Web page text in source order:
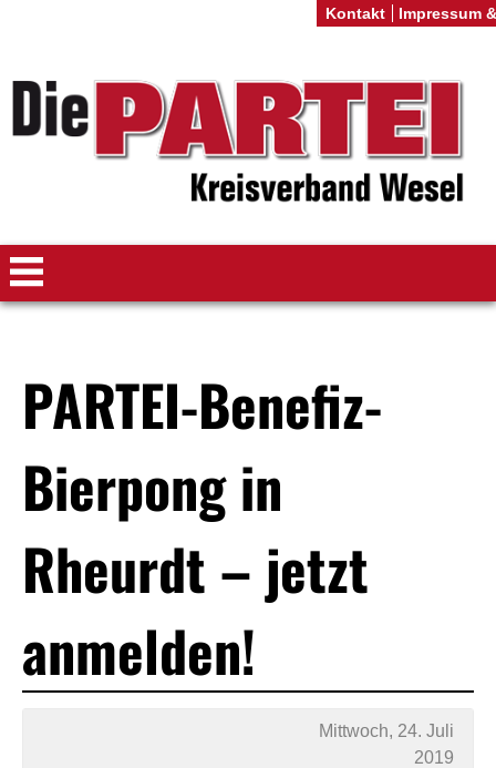
PARTEI-Benefiz-
Bierpong in
Rheurdt – jetzt
anmelden!
Mittwoch, 24. Juli
2019
Kontakt Impressum